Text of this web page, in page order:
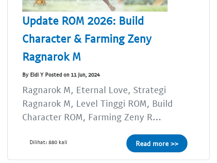
Update ROM 2026: Build
Character & Farming Zeny
Ragnarok M
By Eldi Y Posted on 11 Jun, 2024
Ragnarok M, Eternal Love, Strategi
Ragnarok M, Level Tinggi ROM, Build
Character ROM, Farming Zeny R...
Dilihat: 880 kali Read more >>